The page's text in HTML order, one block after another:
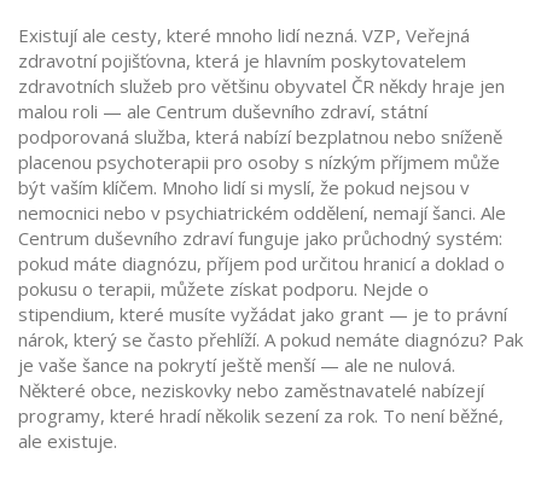
Existují ale cesty, které mnoho lidí nezná. VZP, Veřejná
zdravotní pojišťovna, která je hlavním poskytovatelem
zdravotních služeb pro většinu obyvatel ČR někdy hraje jen
malou roli — ale Centrum duševního zdraví, státní
podporovaná služba, která nabízí bezplatnou nebo sníženě
placenou psychoterapii pro osoby s nízkým příjmem může
být vaším klíčem. Mnoho lidí si myslí, že pokud nejsou v
nemocnici nebo v psychiatrickém oddělení, nemají šanci. Ale
Centrum duševního zdraví funguje jako průchodný systém:
pokud máte diagnózu, příjem pod určitou hranicí a doklad o
pokusu o terapii, můžete získat podporu. Nejde o
stipendium, které musíte vyžádat jako grant — je to právní
nárok, který se často přehlíží. A pokud nemáte diagnózu? Pak
je vaše šance na pokrytí ještě menší — ale ne nulová.
Některé obce, neziskovky nebo zaměstnavatelé nabízejí
programy, které hradí několik sezení za rok. To není běžné,
ale existuje.